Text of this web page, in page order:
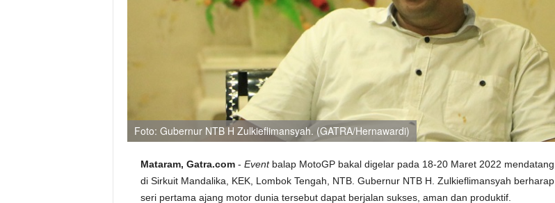
Foto: Gubernur NTB H Zulkieflimansyah. (GATRA/Hernawardi)
Mataram, Gatra.com- Eventbalap MotoGP bakal digelar pada 18-20 Maret 2022 mendatang
di Sirkuit Mandalika, KEK, Lombok Tengah, NTB. Gubernur NTB H. Zulkieflimansyah berharap
seri pertama ajang motor dunia tersebut dapat berjalan sukses, aman dan produktif.